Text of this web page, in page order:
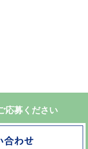
応募ください